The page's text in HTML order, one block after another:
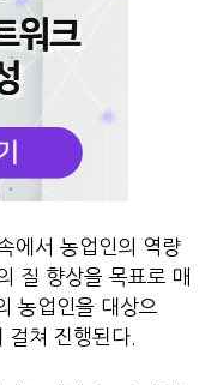
에서 농업인의 역량
질 향상을 목표로 매
농업인을 대상으
쳐 진행된다.